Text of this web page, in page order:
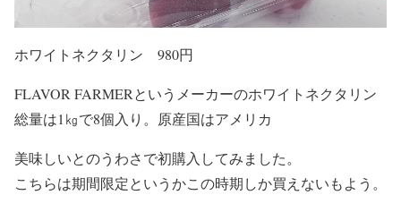
ホワイトネクタリン 980円
FLAVOR FARMERというメーカーのホワイトネクタリン
総量は1㎏で8個入り。原産国はアメリカ
美味しいとのうわさで初購入してみました。
こちらは期間限定というかこの時期しか買えないもよう。